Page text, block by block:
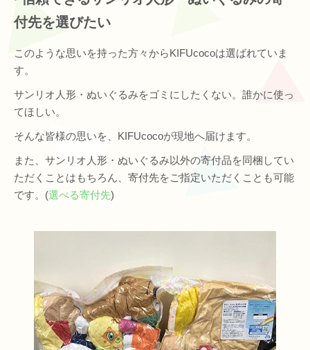
付先を選びたい
このような思いを持った方々からKIFUcocoは選ばれていま
す。
サンリオ人形・ぬいぐるみをゴミにしたくない。誰かに使っ
てほしい。
そんな皆様の思いを、KIFUcocoが現地へ届けます。
また、サンリオ人形・ぬいぐるみ以外の寄付品を同梱してい
ただくことはもちろん、寄付先をご指定いただくことも可能
です。(選べる寄付先)